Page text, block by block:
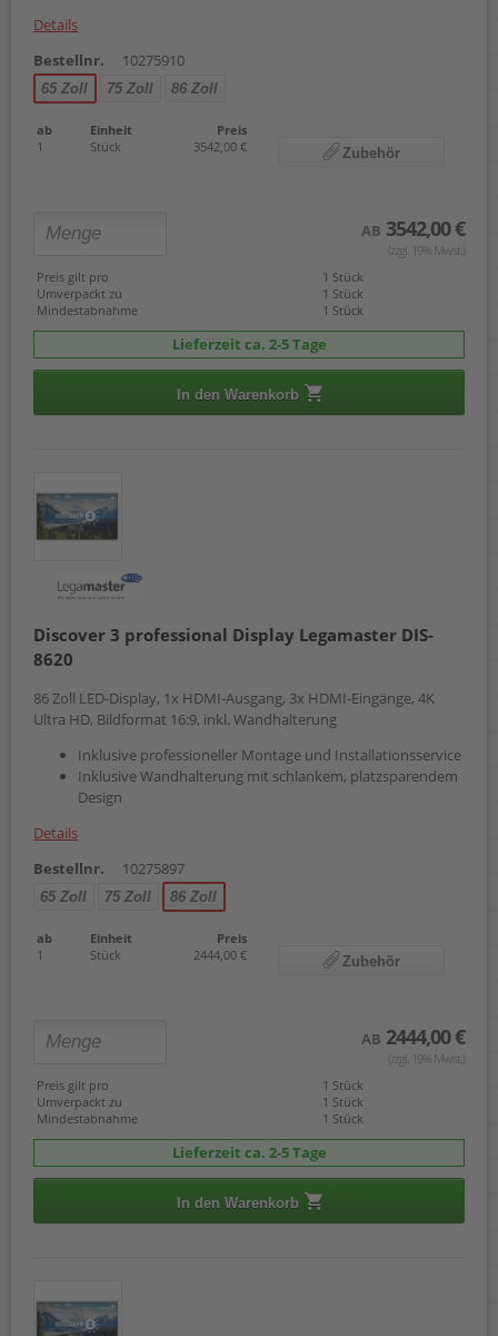
Details
Bestellnr.
10275910
65 Zoll 75 Zoll 86 Zoll
ab Einheit
Preis
1
Stück 3542,00 € Zubehör
AB 3542,00 €
(zzgl. 19% Mwst.)
Preis gilt pro
1 Stück
Umverpackt zu
1 Stück
Mindestabnahme
1 Stück
Lieferzeit ca. 2-5 Tage
In den Warenkorb
Discover 3 professional Display Legamaster DIS-
8620
86 Zoll LED-Display, 1x HDMI-Ausgang, 3x HDMI-Eingänge, 4K
Ultra HD, Bildformat 16:9, inkl. Wandhalterung
Inklusive professioneller Montage und Installationsservice
Inklusive Wandhalterung mit schlankem, platzsparendem
Design
Details
Bestellnr.
10275897
65 Zoll 75 Zoll 86 Zoll
ab Einheit
Preis
1
Stück 2444,00 € Zubehör
AB 2444,00 €
(zzgl. 19% Mwst.)
Preis gilt pro
1 Stück
Umverpackt zu
1 Stück
Mindestabnahme
1 Stück
Lieferzeit ca. 2-5 Tage
In den Warenkorb